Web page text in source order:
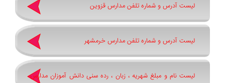
لیست آدرس و شماره تلفن مدارس قزوین
لیست آدرس و شماره تلفن مدارس خرمشهر
لیست نام و مبلغ شهریه ، زبان ، رده سنی دانش آموزان مدارس